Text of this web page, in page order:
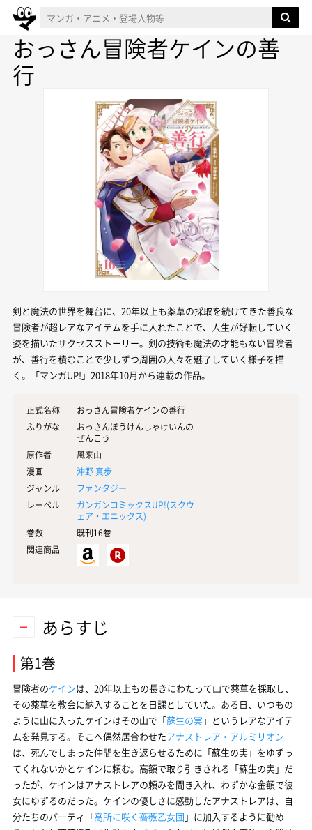
おっさん冒険者ケインの善
行
剣と魔法の世界を舞台に、20年以上も薬草の採取を続けてきた善良な
冒険者が超レアなアイテムを手に入れたことで、人生が好転していく
姿を描いたサクセスストーリー。剣の技術も魔法の才能もない冒険者
が、善行を積むことで少しずつ周囲の人々を魅了していく様子を描
く。「マンガUP!」2018年10月から連載の作品。
正式名称
おっさん冒険者ケインの善行
ふりがな
おっさんぼうけんしゃけいんの
ぜんこう
原作者
風来山
漫画
沖野 真歩
ジャンル
ファンタジー
レーベル
ガンガンコミックスUP!(スクウ
ェア・エニックス)
巻数
既刊16巻
関連商品
あらすじ
第1巻
冒険者のケインは、20年以上もの長きにわたって山で薬草を採取し、
その薬草を教会に納入することを日課としていた。ある日、いつもの
ように山に入ったケインはその山で「蘇生の実」というレアなアイテ
ムを発見する。そこへ偶然居合わせたアナストレア・アルミリオン
は、死んでしまった仲間を生き返らせるために「蘇生の実」をゆずっ
てくれないかとケインに頼む。高額で取り引きされる「蘇生の実」だ
ったが、ケインはアナストレアの頼みを聞き入れ、わずかな金額で彼
女にゆずるのだった。ケインの優しさに感動したアナストレアは、自
分たちのパーティ「高所に咲く薔薇乙女団 」に加入するように勧め